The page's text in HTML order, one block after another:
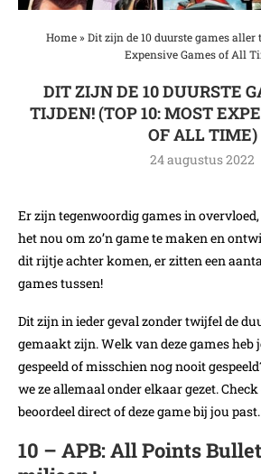
Home» Dit zijn de 10 duurste games aller
Expensive Games of All
DIT ZIJN DE 10 DUURSTE
TIJDEN! (TOP 10: MOST
OF ALL TIME)
24 augustus 2022
Er zijn tegenwoordig games in
het nou om zo’n game te maken en
dit rijtje achter komen, er zitten een
games tussen!
Dit zijn in ieder geval zonder twijfel de
gemaakt zijn. Welk van deze games heb
gespeeld of misschien nog nooit
we ze allemaal onder elkaar gezet.
beoordeel direct of deze game bij jou past.
10 – APB: All Points